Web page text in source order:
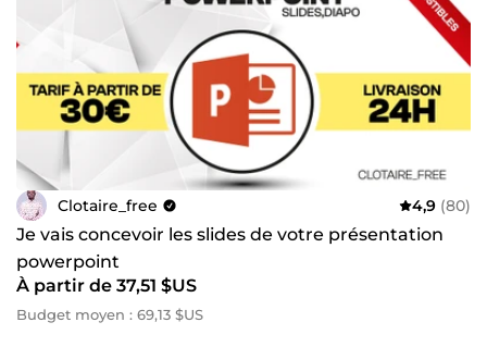
Clotaire_free 4,9 (80)
Je vais concevoir les slides de votre présentation
powerpoint
À partir de 37,51 $US
Budget moyen : 69,13 $US